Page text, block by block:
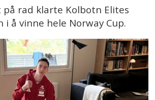
rad klarte Kolbotn Elites
å vinne hele Norway Cup.